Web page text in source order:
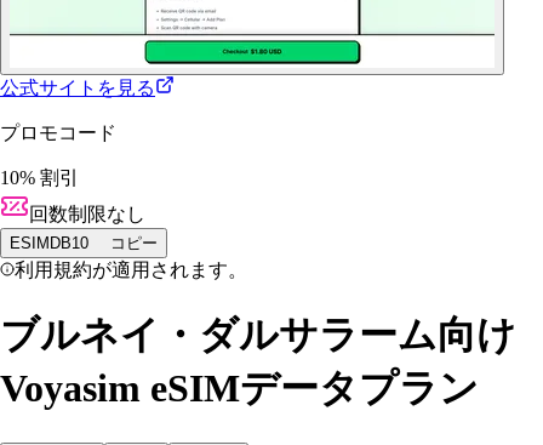
公式サイトを見る
プロモコード
10% 割引
回数制限なし
ESIMDB10 コピー
利用規約が適用されます。
ブルネイ・ダルサラーム向け
Voyasim eSIMデータプラン